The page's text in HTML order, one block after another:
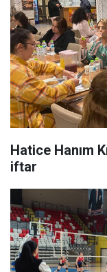
Hatice Hanım
iftar